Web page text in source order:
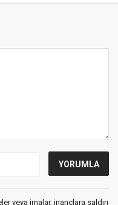
veya imalar, inançlara saldırı